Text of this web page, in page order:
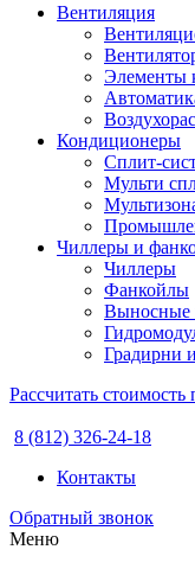
Вентиляция
Элементы
Кондиционеры
Сплит-
Мульти
Чиллеры и
Чиллеры
Фанкойлы
Выносные
Градирни
Рассчитать
8 (812) 326-24-18
Контакты
Обратный звонок
Меню